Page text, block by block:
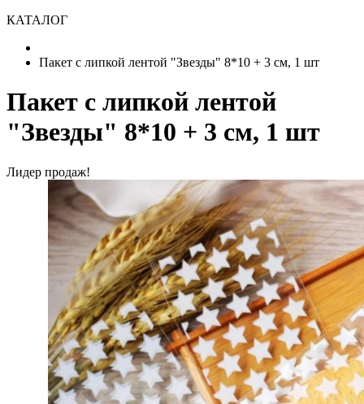
КАТАЛОГ
Пакет с липкой лентой "Звезды" 8*10 + 3 см, 1 шт
Пакет с липкой лентой
"Звезды" 8*10 + 3 см, 1 шт
Лидер продаж!